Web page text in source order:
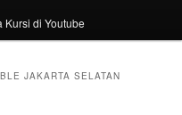
Kursi di Youtube
JAKARTA SELATAN